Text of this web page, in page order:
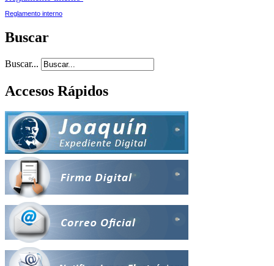
Reglamento interno
Buscar
Buscar...
Accesos Rápidos